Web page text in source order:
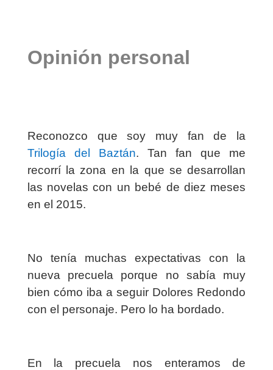
Opinión personal
Reconozco que soy muy fan de la
Trilogía del Baztán. Tan fan que me
recorrí la zona en la que se desarrollan
las novelas con un bebé de diez meses
en el 2015.
No tenía muchas expectativas con la
nueva precuela porque no sabía muy
bien cómo iba a seguir Dolores Redondo
con el personaje. Pero lo ha bordado.
En la precuela nos enteramos de